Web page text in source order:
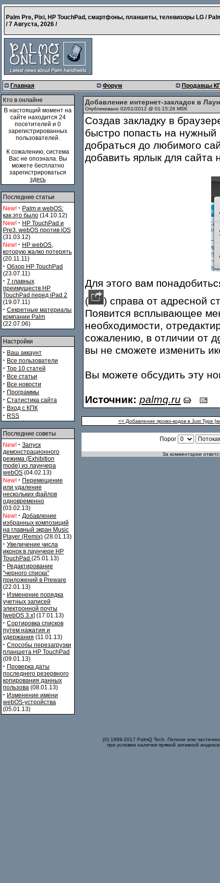
Palm Pre, Pixi, HP TouchPad, смартфоны, планшеты, телевизоры LG /
/7 Августа, 2026 /
Главная Форум Продавцы
Кто в онлайне
В настоящий момент на
сайте находится 24
посетителей и 0
зарегистрированных
пользователей.
К сожалению, система
Вас не опознала. Вы
можете бесплатно
зарегистрироваться
здесь
Последние статьи
New! · Palm и webOS:
как это было (14.10.12)
New! · HP TouchPad и
Pre3. webOS против iOS
(31.03.12)
New! · HP webOS,
которую жалко потерять
(20.11.11)
· Обзор HP TouchPad
(23.07.11)
· 7 главных
преимуществ HP
TouchPad перед iPad 2
(19.07.11)
· Секретные материалы
компании Palm
(22.07.06)
Настройки
· Ваш аккаунт
· Все пользователи
· Top 10 статей
· Все статьи
· Все новости
· Программы
· Статистика сайта
· Вход с КПК
· RSS
Последние советы
New! · Запуск
демонстрационного
режима (Exhibition
mode) из лаунчера
webOS (04.02.13)
New! · Перемещение
или удаление
нескольких файлов
одновременно
(03.02.13)
New! · Добавление
избранных композиций
на главный экран Music
Player (Remix) (28.01.13)
· Увеличение числа
иконок в лаунчере HP
TouchPad (25.01.13)
· Редактирование
"черного списка"
приложений в Preware
(22.01.13)
· Изменение порядка
учетных записей
электронной почты
[webOS 3.x] (17.01.13)
· Сортировка списков
путем нажатия и
удержания (11.01.13)
· Способы перезагрузки
планшета HP TouchPad
(09.01.13)
· Проверка даты
последнего резервного
копирования данных
пользова (08.01.13)
· Изменение имени
webOS-устройства
(05.01.13)
Добавление интернет-закладок в
Опубликовано 02/01/2012 @ 01:15:26 MSK
Создав закладку в
быстро попасть на
добраться до любимого
добавить ярлык для сайта
Для этого вам
(
) справа от адресной
Появится всплывающее
необходимости,
сожалению, в отличии от
вы не сможете изменить
Вы можете обсудить эту
Источник: palmq.ru
<< Добавление промо-кодов в Just Type
Порог
За комментарии
(©) 1999-2017 PalmQ Tech. Полное или
при условии наличия прямой активной